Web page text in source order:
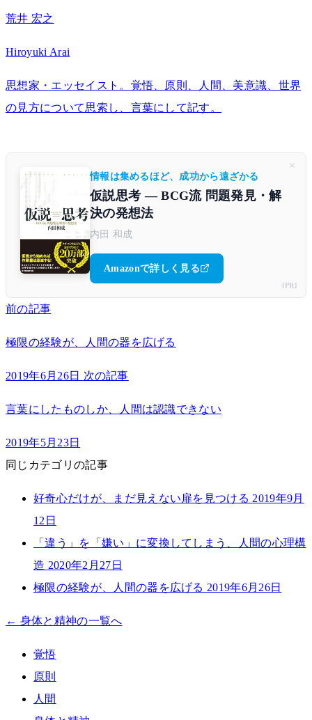
荒井 宏之
Hiroyuki Arai
思想家・エッセイスト。覚悟、原則、人間、美意識、世界
の見方について思索し、言葉にして記す。
[PR]
×
情報は集めるほど、成功から遠ざかる
仮説思考 ― BCG流 問題発見・解
決の発想法
内田 和成
Amazonで詳しく見る
前の記事
極限の経験が、人間の器を広げる
2019年6月26日 次の記事
言葉にしたものしか、人間は認識できない
2019年5月23日
同じカテゴリの記事
好奇心だけが、まだ見えない扉を見つける 2019年9月
12日
「違う」を「嫌い」に変換してしまう、人間の心理構
造 2020年2月27日
極限の経験が、人間の器を広げる 2019年6月26日
← 身体と精神の一覧へ
覚悟
原則
人間